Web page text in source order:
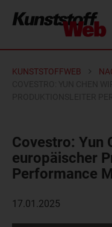
KUNSTSTOFFWEB
Covestro: Yun
europäischer
Performance
17.01.2025